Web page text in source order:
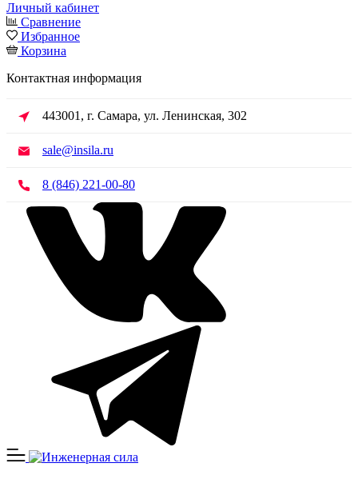
Личный кабинет
Сравнение
Избранное
Корзина
Контактная информация
443001, г. Самара, ул. Ленинская, 302
sale@insila.ru
8 (846) 221-00-80